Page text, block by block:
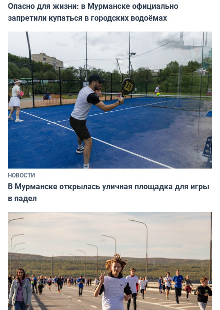
Опасно для жизни: в Мурманске официально
запретили купаться в городских водоёмах
НОВОСТИ
В Мурманске открылась уличная площадка для игры
в падел